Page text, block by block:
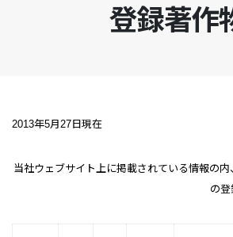
登録著作
2013年5月27日現在
当社ウェブサイト上に掲載されている情報の
の登